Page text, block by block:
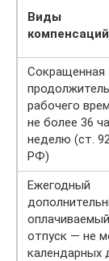
Виды
компенсаций
Сокращенная
рабочего
не более 36
неделю (ст.
РФ)
Ежегодный
оплачиваемый
отпуск — не
календарных